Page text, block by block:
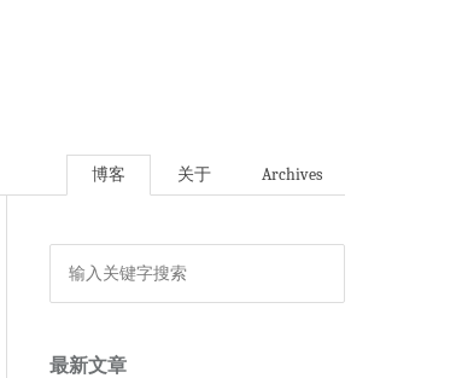
博客 关于 Archives
最新文章